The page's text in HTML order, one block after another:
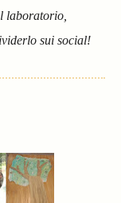
laboratorio,
sui social!